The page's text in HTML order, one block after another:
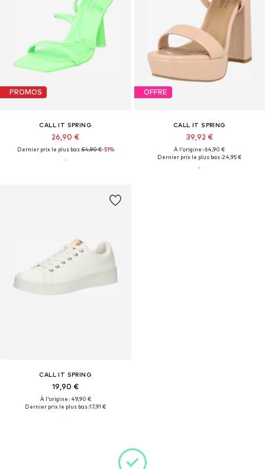
PROMOS
CALL IT SPRING
26,90 €
Dernier prix le plus bas :54,90 €-51%
OFFRE
CALL IT SPRING
39,92 €
À l'origine : 64,90 €
Dernier prix le plus bas :24,95 €
CALL IT SPRING
19,90 €
À l'origine : 49,90 €
Dernier prix le plus bas :17,91 €